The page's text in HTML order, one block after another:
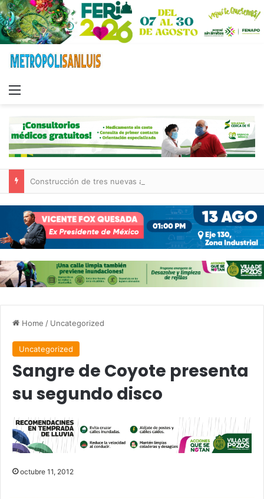
Home / Uncategorized
Uncategorized
Sangre de Coyote presenta
su segundo disco
octubre 11, 2012